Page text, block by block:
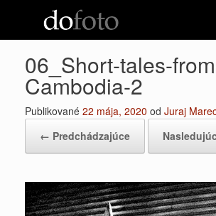
06_Short-tales-
Cambodia-2
Publikované 22 mája, 2020 od Juraj
← Predchádzajúce